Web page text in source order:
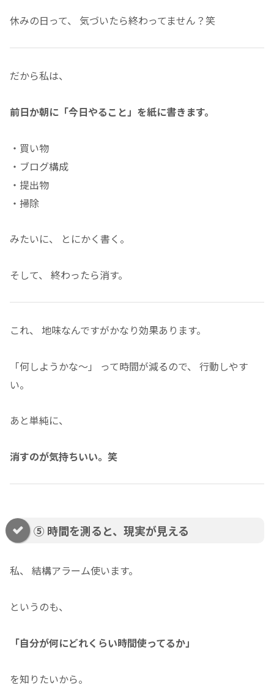
休みの日って、 気づいたら終わってません？笑
だから私は、
前日か朝に「今日やること」を紙に書きます。
・買い物
・ブログ構成
・提出物
・掃除
みたいに、 とにかく書く。
そして、 終わったら消す。
これ、 地味なんですがかなり効果あります。
「何しようかな〜」 って時間が減るので、 行動しやす
い。
あと単純に、
消すのが気持ちいい。笑
⑤ 時間を測ると、現実が見える
私、 結構アラーム使います。
というのも、
「自分が何にどれくらい時間使ってるか」
を知りたいから。